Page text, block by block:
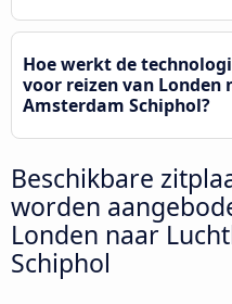
Hoe werkt de
voor reizen van Londen
Amsterdam Schiphol?
Beschikbare
worden
Londen naar
Schiphol